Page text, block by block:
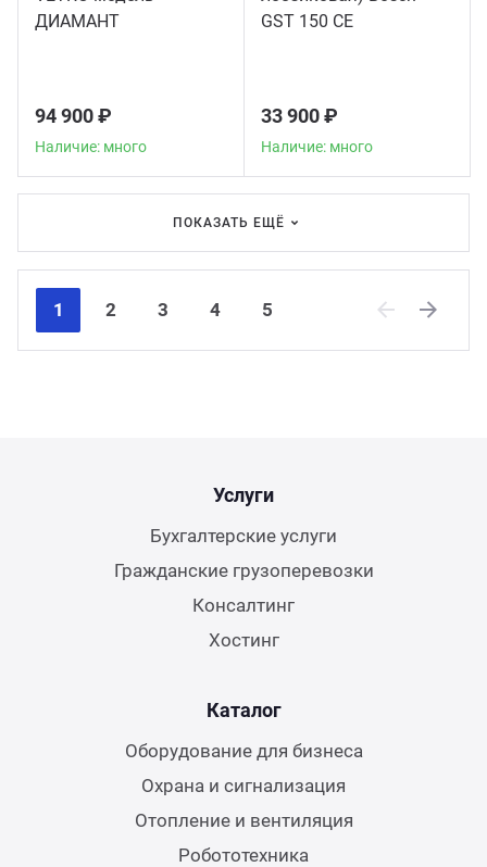
ДИАМАНТ
94 900 ₽
Наличие: много
GST 150 CE
33 900 ₽
Наличие: много
ПОКАЗАТЬ ЕЩЁ
1 2 3 4
5
Услуги
Бухгалтерские услуги
Гражданские грузоперевозки
Консалтинг
Хостинг
Каталог
Оборудование для бизнеса
Охрана и сигнализация
Отопление и вентиляция
Робототехника